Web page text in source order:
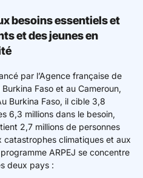
besoins essentiels et
et des jeunes en
par l’Agence française de
Faso et au Cameroun,
Burkina Faso, il cible 3,8
6,3 millions dans le besoin,
2,7 millions de personnes
catastrophes climatiques et aux
ARPEJ se concentre
deux pays :